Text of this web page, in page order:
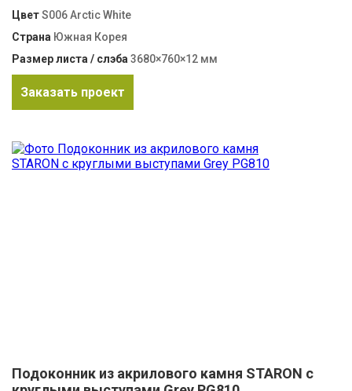
ЦветS006 Arctic White
Страна Южная Корея
Размер листа / слэба 3680×760×12 мм
Заказать проект
Подоконник из акрилового камня STARON с